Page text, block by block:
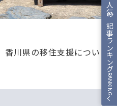
香川県の移住支援につい
人気の記事ランキング
RANKING